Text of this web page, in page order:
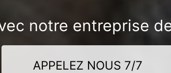
notre entreprise
APPELEZ NOUS 7/7